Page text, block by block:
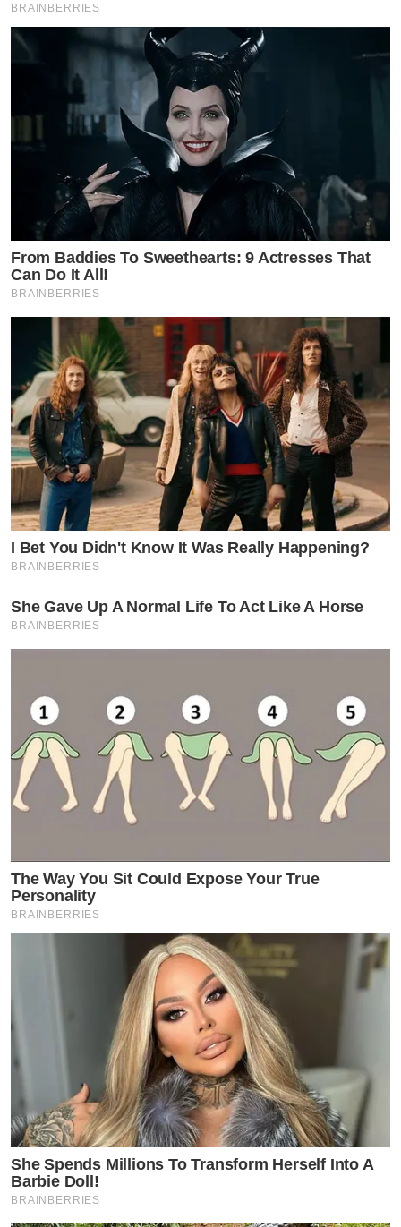
BRAINBERRIES
From Baddies To Sweethearts: 9 Actresses That
Can Do It All!
BRAINBERRIES
I Bet You Didn't Know It Was Really Happening?
BRAINBERRIES
She Gave Up A Normal Life To Act Like A Horse
BRAINBERRIES
The Way You Sit Could Expose Your True
Personality
BRAINBERRIES
She Spends Millions To Transform Herself Into A
Barbie Doll!
BRAINBERRIES